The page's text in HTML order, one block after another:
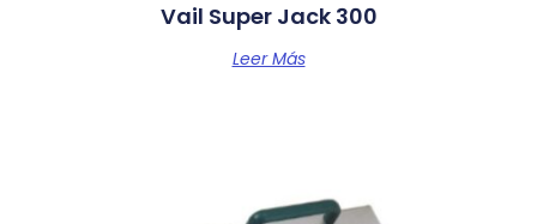
Vail Super Jack 300
Leer Más